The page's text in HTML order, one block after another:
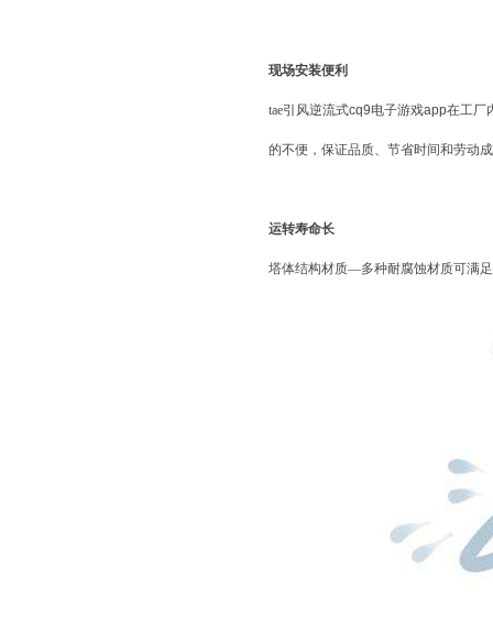
现场安装便利
tae引风逆流式cq9电子游戏app在工厂
的不便，保证品质、节省时间和劳动
运转寿命长
塔体结构材质—多种耐腐蚀材质可满